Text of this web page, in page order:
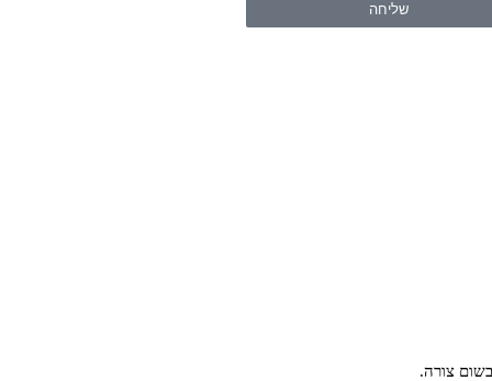
שליחה
צורה.